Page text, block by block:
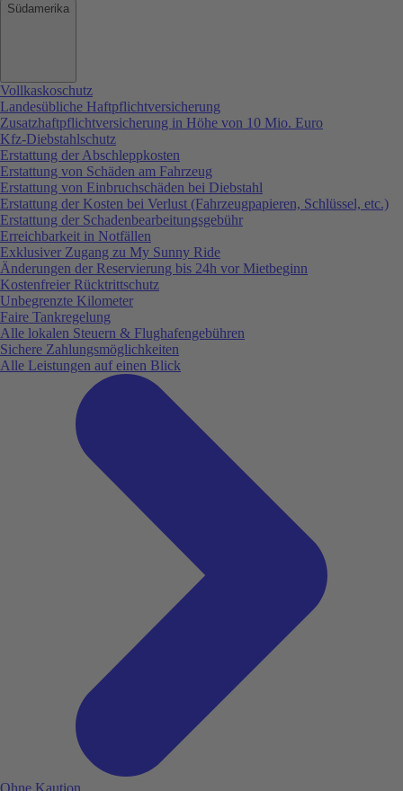
Südamerika
Vollkaskoschutz
Landesübliche Haftpflichtversicherung
Zusatzhaftpflichtversicherung in Höhe von 10 Mio. Euro
Kfz-Diebstahlschutz
Erstattung der Abschleppkosten
Erstattung von Schäden am Fahrzeug
Erstattung von Einbruchschäden bei Diebstahl
Erstattung der Kosten bei Verlust (Fahrzeugpapieren, Schlüssel, etc.)
Erstattung der Schadenbearbeitungsgebühr
Erreichbarkeit in Notfällen
Exklusiver Zugang zu My Sunny Ride
Änderungen der Reservierung bis 24h vor Mietbeginn
Kostenfreier Rücktrittschutz
Unbegrenzte Kilometer
Faire Tankregelung
Alle lokalen Steuern & Flughafengebühren
Sichere Zahlungsmöglichkeiten
Alle Leistungen auf einen Blick
Ohne Kaution